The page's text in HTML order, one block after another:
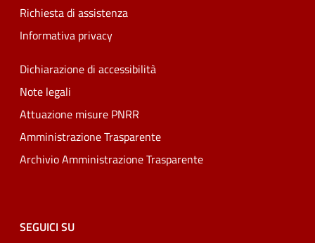
Richiesta di assistenza
Informativa privacy
Dichiarazione di accessibilità
Note legali
Attuazione misure PNRR
Amministrazione Trasparente
Archivio Amministrazione Trasparente
SEGUICI SU